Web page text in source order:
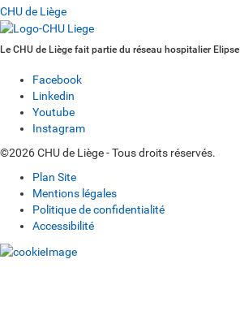
CHU de Liège
Le CHU de Liège fait partie du réseau hospitalier Elipse
Facebook
Linkedin
Youtube
Instagram
©2026 CHU de Liège - Tous droits réservés.
Plan Site
Mentions légales
Politique de confidentialité
Accessibilité